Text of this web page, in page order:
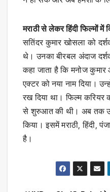
मराठी से लेकर हिंदी फिल्मों में
सतिंदर कुमार खोसला को
थे। उनका बीरबल अंदाज
कहा जाता है कि मनोज
एक्टर को नया नाम दिया।
रख दिया था। फिल्म करियर
से शुरुआत की थी। अब तक
किया। इसमें मराठी, हिंदी,
है।